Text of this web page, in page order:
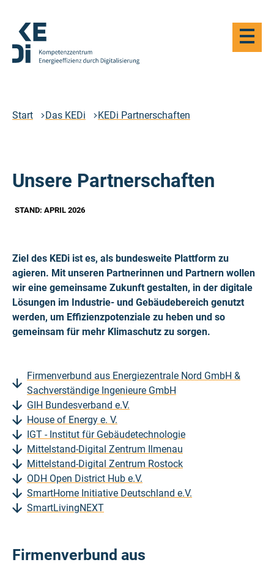
Hauptinhalt
springen
durch
Startseite
Haupt-
öffnen
Start Das KEDi KEDi Partnerschaften
Unsere Partnerschaften
STAND: APRIL 2026
Ziel des KEDi ist es, als bundesweite Plattform zu
agieren. Mit unseren Partnerinnen und Partnern wollen
wir eine gemeinsame Zukunft gestalten, in der digitale
Lösungen im Industrie- und Gebäudebereich genutzt
werden, um Effizienzpotenziale zu heben und so
gemeinsam für mehr Klimaschutz zu sorgen.
Firmenverbund aus Energiezentrale Nord GmbH &
Sachverständige Ingenieure GmbH
GIH Bundesverband e.V.
House of Energy e. V.
IGT - Institut für Gebäudetechnologie
Mittelstand-Digital Zentrum Ilmenau
Mittelstand-Digital Zentrum Rostock
ODH Open District Hub e.V.
SmartHome Initiative Deutschland e.V.
SmartLivingNEXT
Firmenverbund aus